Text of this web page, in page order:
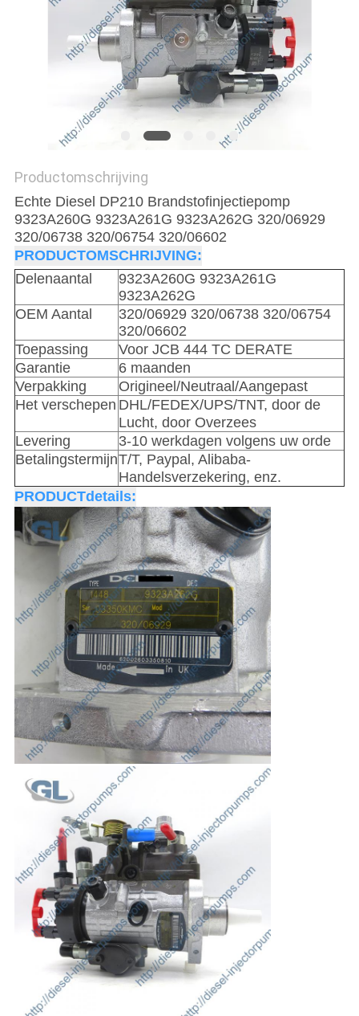
Productomschrijving
Echte Diesel DP210 Brandstofinjectiepomp
9323A260G 9323A261G 9323A262G 320/06929
320/06738 320/06754 320/06602
PRODUCTOMSCHRIJVING:
Delenaantal
9323A260G 9323A261G
9323A262G
OEM Aantal
320/06929 320/06738 320/06754
320/06602
Toepassing
Voor JCB 444 TC DERATE
Garantie
6 maanden
Verpakking
Origineel/Neutraal/Aangepast
Het verschepen DHL/FEDEX/UPS/TNT, door de
Lucht, door Overzees
Levering
3-10 werkdagen volgens uw orde
BetalingstermijnT/T, Paypal, Alibaba-
Handelsverzekering, enz.
PRODUCTdetails: